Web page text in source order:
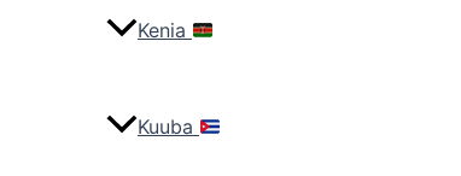
Kenia
Kuuba